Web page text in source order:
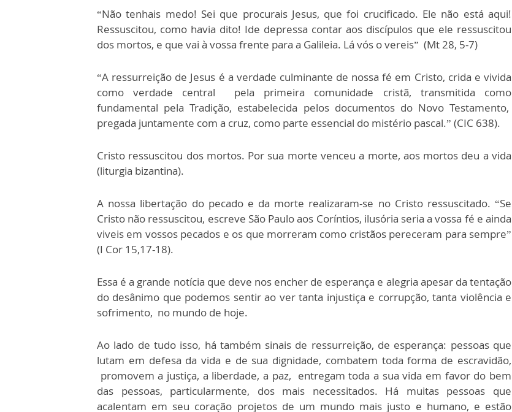
“Não tenhais medo! Sei que procurais Jesus, que foi crucificado. Ele não está aqui!
Ressuscitou, como havia dito! Ide depressa contar aos discípulos que ele ressuscitou
dos mortos, e que vai à vossa frente para a Galileia. Lá vós o vereis” (Mt 28, 5-7)
“A ressurreição de Jesus é a verdade culminante de nossa fé em Cristo, crida e vivida
como verdade central pela primeira comunidade cristã, transmitida como
fundamental pela Tradição, estabelecida pelos documentos do Novo Testamento,
pregada juntamente com a cruz, como parte essencial do mistério pascal.” (CIC 638).
Cristo ressuscitou dos mortos. Por sua morte venceu a morte, aos mortos deu a vida
(liturgia bizantina).
A nossa libertação do pecado e da morte realizaram-se no Cristo ressuscitado. “Se
Cristo não ressuscitou, escreve São Paulo aos Coríntios, ilusória seria a vossa fé e ainda
viveis em vossos pecados e os que morreram como cristãos pereceram para sempre”
(I Cor 15,17-18).
Essa é a grande notícia que deve nos encher de esperança e alegria apesar da tentação
do desânimo que podemos sentir ao ver tanta injustiça e corrupção, tanta violência e
sofrimento, no mundo de hoje.
Ao lado de tudo isso, há também sinais de ressurreição, de esperança: pessoas que
lutam em defesa da vida e de sua dignidade, combatem toda forma de escravidão,
promovem a justiça, a liberdade, a paz, entregam toda a sua vida em favor do bem
das pessoas, particularmente, dos mais necessitados. Há muitas pessoas que
acalentam em seu coração projetos de um mundo mais justo e humano, e estão